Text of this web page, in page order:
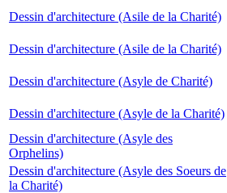
Dessin d'architecture (Asile de la Charité)
Dessin d'architecture (Asile de la Charité)
Dessin d'architecture (Asyle de Charité)
Dessin d'architecture (Asyle de la Charité)
Dessin d'architecture (Asyle des
Orphelins)
Dessin d'architecture (Asyle des Soeurs de
la Charité)